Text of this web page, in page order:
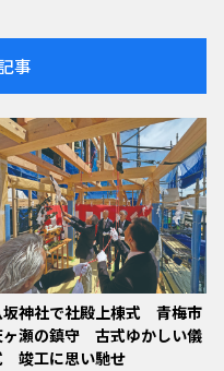
事
坂神社で社殿上棟式 青梅市
ヶ瀬の鎮守 古式ゆかしい儀
竣工に思い馳せ